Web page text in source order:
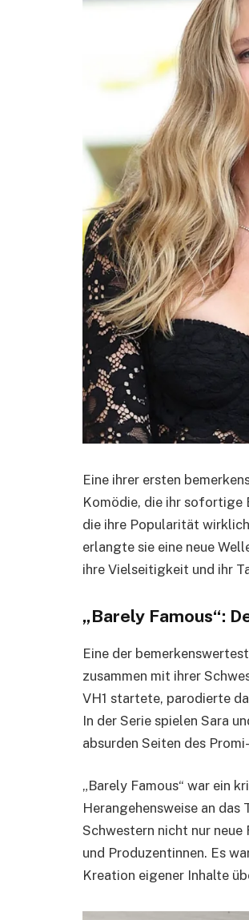
Eine ihrer ersten
Komödie, die ihr sofortige
die ihre Popularität
erlangte sie eine neue
ihre Vielseitigkeit und ihr
„Barely Famous“:
Eine der
zusammen mit ihrer
VH1 startete, parodierte
In der Serie spielen Sara
absurden Seiten des
„Barely Famous“ war ein
Herangehensweise an
Schwestern nicht nur
und Produzentinnen. Es
Kreation eigener Inhalte